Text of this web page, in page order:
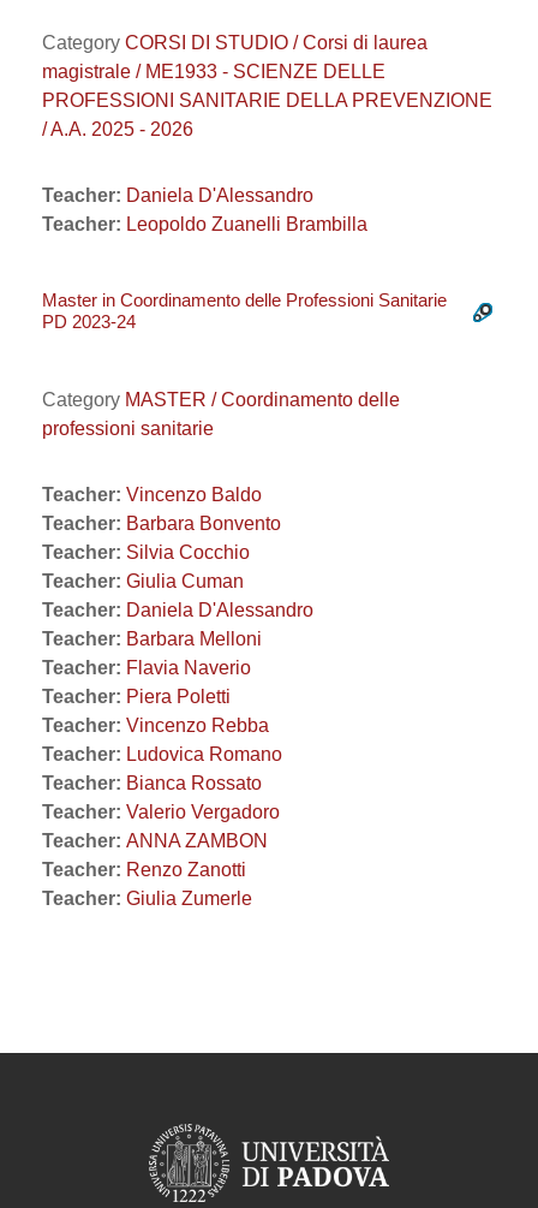
Category CORSI DI STUDIO / Corsi di laurea
magistrale / ME1933 - SCIENZE DELLE
PROFESSIONI SANITARIE DELLA PREVENZIONE
/ A.A. 2025 - 2026
Teacher: Daniela D'Alessandro
Teacher: Leopoldo Zuanelli Brambilla
Master in Coordinamento delle Professioni Sanitarie
PD 2023-24
Category MASTER / Coordinamento delle
professioni sanitarie
Teacher: Vincenzo Baldo
Teacher: Barbara Bonvento
Teacher: Silvia Cocchio
Teacher: Giulia Cuman
Teacher: Daniela D'Alessandro
Teacher: Barbara Melloni
Teacher: Flavia Naverio
Teacher: Piera Poletti
Teacher: Vincenzo Rebba
Teacher: Ludovica Romano
Teacher: Bianca Rossato
Teacher: Valerio Vergadoro
Teacher: ANNA ZAMBON
Teacher: Renzo Zanotti
Teacher: Giulia Zumerle